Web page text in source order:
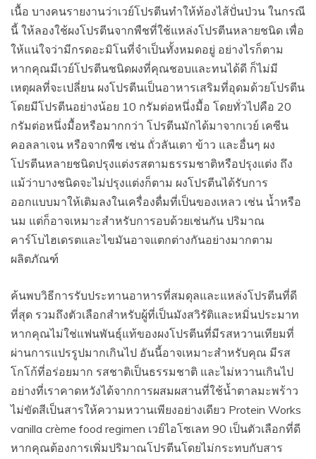
เนื้อ บางคนรายงานว่าเวย์โปรตีนทำให้ท้องไส้ปั่นป่วน ในกรณี
นี้ ให้ลองใช้ผงโปรตีนจากพืชที่ใช้แหล่งโปรตีนหลายชนิด เพื่อ
ให้แน่ใจว่ามีกรดอะมิโนที่จำเป็นทั้งหมดอยู่ อย่างไรก็ตาม
หากคุณมีเวย์โปรตีนชนิดผงที่คุณชอบและทนได้ดี ก็ไม่มี
เหตุผลที่จะเปลี่ยน ผงโปรตีนเป็นอาหารเสริมที่อุดมด้วยโปรตีน
โดยมีโปรตีนอย่างน้อย 10 กรัมต่อหนึ่งมื้อ โดยทั่วไปคือ 20
กรัมต่อหนึ่งมื้อหรือมากกว่า โปรตีนมักได้มาจากเวย์ เคซีน
คอลลาเจน หรือจากพืช เช่น ถั่วลันเตา ข้าว และอื่นๆ ผง
โปรตีนหลายชนิดปรุงแต่งรสตามธรรมชาติหรือปรุงแต่ง ถึง
แม้ว่าบางชนิดจะไม่ปรุงแต่งก็ตาม ผงโปรตีนได้รับการ
ออกแบบมาให้เติมลงในเครื่องดื่มที่เป็นของเหลว เช่น น้ำหรือ
นม แต่ก็อาจเหมาะสำหรับการอบด้วยเช่นกัน ปริมาณ
คาร์โบไฮเดรตและไขมันอาจแตกต่างกันอย่างมากตาม
ผลิตภัณฑ์
ค้นพบวิธีการรับประทานอาหารที่สมดุลและแหล่งโปรตีนที่ดี
ที่สุด รวมถึงตัวเลือกสำหรับผู้ที่เป็นมังสวิรัติและหมิ่นประมาท
หากคุณไม่ใช่แฟนพันธุ์แท้ของผงโปรตีนที่มีรสหวานเทียมที่
ผ่านการแปรรูปมากเกินไป อันนี้อาจเหมาะสำหรับคุณ มีรส
โกโก้ที่อร่อยมาก รสชาติเป็นธรรมชาติ และไม่หวานเกินไป
อย่างที่เราคาดหวังได้จากการผสมผสานที่ใช้น้ำตาลมะพร้าว
ไม่ขัดสีเป็นสารให้ความหวานเพียงอย่างเดียว Protein Works
vanilla crème food regimen เวย์ไอโซเลท 90 เป็นตัวเลือกที่ดี
หากคุณต้องการเพิ่มปริมาณโปรตีนโดยไม่กระทบกับสาร